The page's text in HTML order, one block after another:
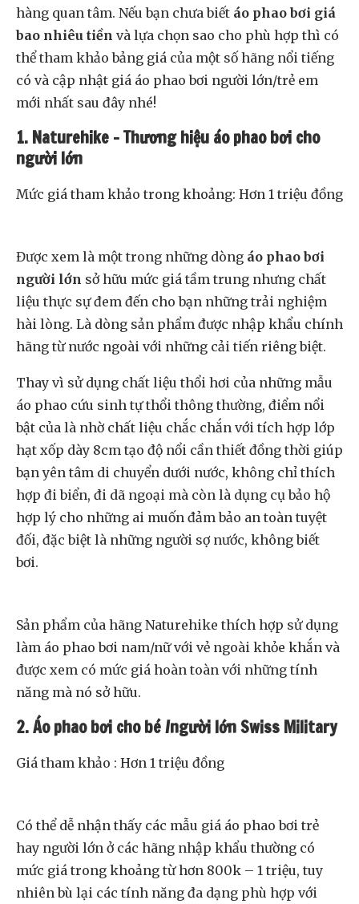
hàng quan tâm. Nếu bạn chưa biết áo phao bơi giá
bao nhiêu tiền và lựa chọn sao cho phù hợp thì có
thể tham khảo bảng giá của một số hãng nổi tiếng
có và cập nhật giá áo phao bơi người lớn/trẻ em
mới nhất sau đây nhé!
1. Naturehike – Thương hiệu áo phao bơi cho
người lớn
Mức giá tham khảo trong khoảng: Hơn 1 triệu đồng
Được xem là một trong những dòng áo phao bơi
người lớn sở hữu mức giá tầm trung nhưng chất
liệu thực sự đem đến cho bạn những trải nghiệm
hài lòng. Là dòng sản phẩm được nhập khẩu chính
hãng từ nước ngoài với những cải tiến riêng biệt.
Thay vì sử dụng chất liệu thổi hơi của những mẫu
áo phao cứu sinh tự thổi thông thường, điểm nổi
bật của là nhờ chất liệu chắc chắn với tích hợp lớp
hạt xốp dày 8cm tạo độ nổi cần thiết đồng thời giúp
bạn yên tâm di chuyển dưới nước, không chỉ thích
hợp đi biển, đi dã ngoại mà còn là dụng cụ bảo hộ
hợp lý cho những ai muốn đảm bảo an toàn tuyệt
đối, đặc biệt là những người sợ nước, không biết
bơi.
Sản phẩm của hãng Naturehike thích hợp sử dụng
làm áo phao bơi nam/nữ với vẻ ngoài khỏe khắn và
được xem có mức giá hoàn toàn với những tính
năng mà nó sở hữu.
2. Áo phao bơi cho bé /người lớn Swiss Military
Giá tham khảo : Hơn 1 triệu đồng
Có thể dễ nhận thấy các mẫu giá áo phao bơi trẻ
hay người lớn ở các hãng nhập khẩu thường có
mức giá trong khoảng từ hơn 800k – 1 triệu, tuy
nhiên bù lại các tính năng đa dạng phù hợp với